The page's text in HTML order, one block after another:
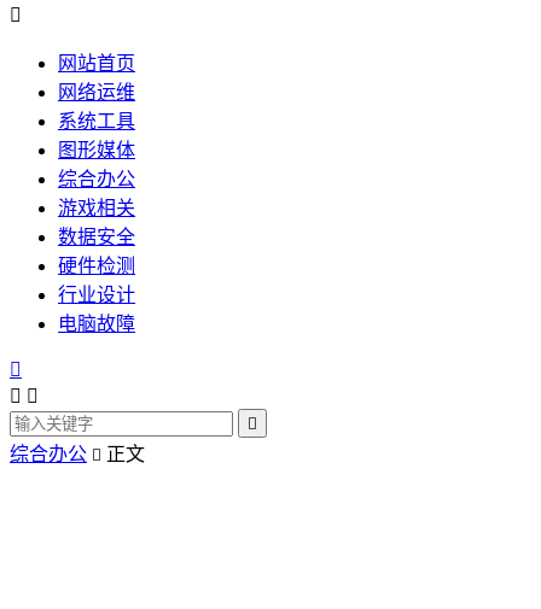

网站首页
网络运维
系统工具
图形媒体
综合办公
游戏相关
数据安全
硬件检测
行业设计
电脑故障

 

综合办公  正文